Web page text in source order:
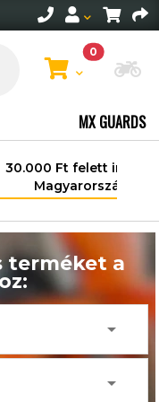
0
MX GUARDS
szállítás
terméket a
arrow_drop_down
arrow_drop_down